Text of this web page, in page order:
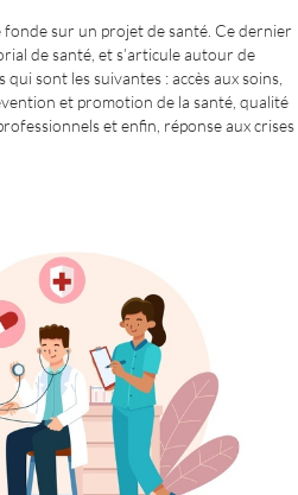
sur un projet de santé. Ce dernier
de santé, et s’articule autour de
sont les suivantes : accès aux soins,
et promotion de la santé, qualité
et enfin, réponse aux crises